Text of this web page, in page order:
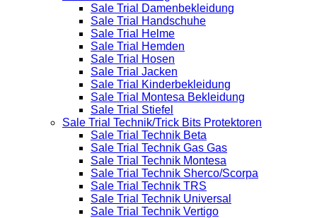
Sale Trial Damenbekleidung
Sale Trial Handschuhe
Sale Trial Helme
Sale Trial Hemden
Sale Trial Hosen
Sale Trial Jacken
Sale Trial Kinderbekleidung
Sale Trial Montesa Bekleidung
Sale Trial Stiefel
Sale Trial Technik/Trick Bits Protektoren
Sale Trial Technik Beta
Sale Trial Technik Gas Gas
Sale Trial Technik Montesa
Sale Trial Technik Sherco/Scorpa
Sale Trial Technik TRS
Sale Trial Technik Universal
Sale Trial Technik Vertigo